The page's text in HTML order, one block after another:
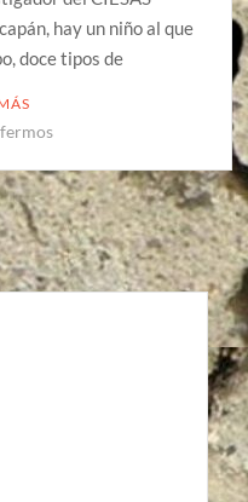
hay un niño al que
doce tipos de